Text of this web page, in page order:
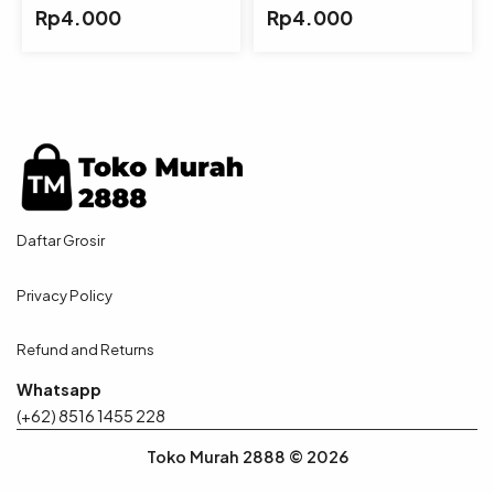
Rp4.000 Rp4.000
Daftar Grosir
Privacy Policy
Refund and Returns
Whatsapp
(+62) 8516 1455 228
Toko Murah 2888 © 2026